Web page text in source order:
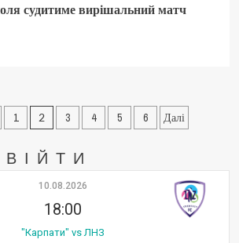
судитиме вирішальний матч
1 2 3 4 5 6 Далі
10.08.2026
18:00
"Карпати" vs ЛНЗ